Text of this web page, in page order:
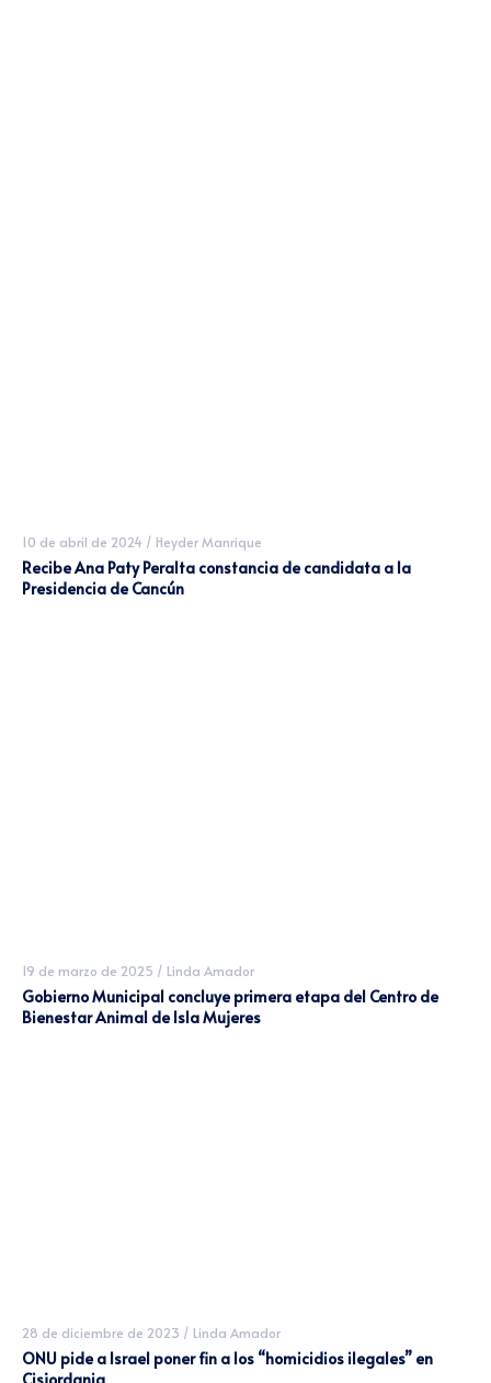
10 de abril de 2024 / Heyder Manrique
Recibe Ana Paty Peralta constancia de candidata a la
Presidencia de Cancún
19 de marzo de 2025 / Linda Amador
Gobierno Municipal concluye primera etapa del Centro de
Bienestar Animal de Isla Mujeres
28 de diciembre de 2023 / Linda Amador
ONU pide a Israel poner fin a los “homicidios ilegales” en